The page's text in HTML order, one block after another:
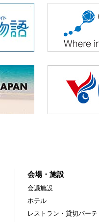
会場・施設
会議施設
ホテル
レストラン・貸切パーテ